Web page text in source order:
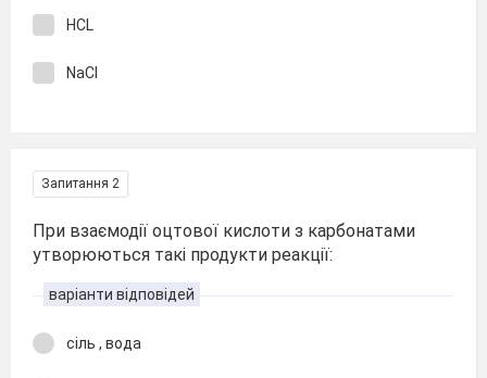
HCL
NaCl
Запитання 2
При взаємодії оцтової кислоти з карбонатами
утворюються такі продукти реакції:
варіанти відповідей
сіль , вода